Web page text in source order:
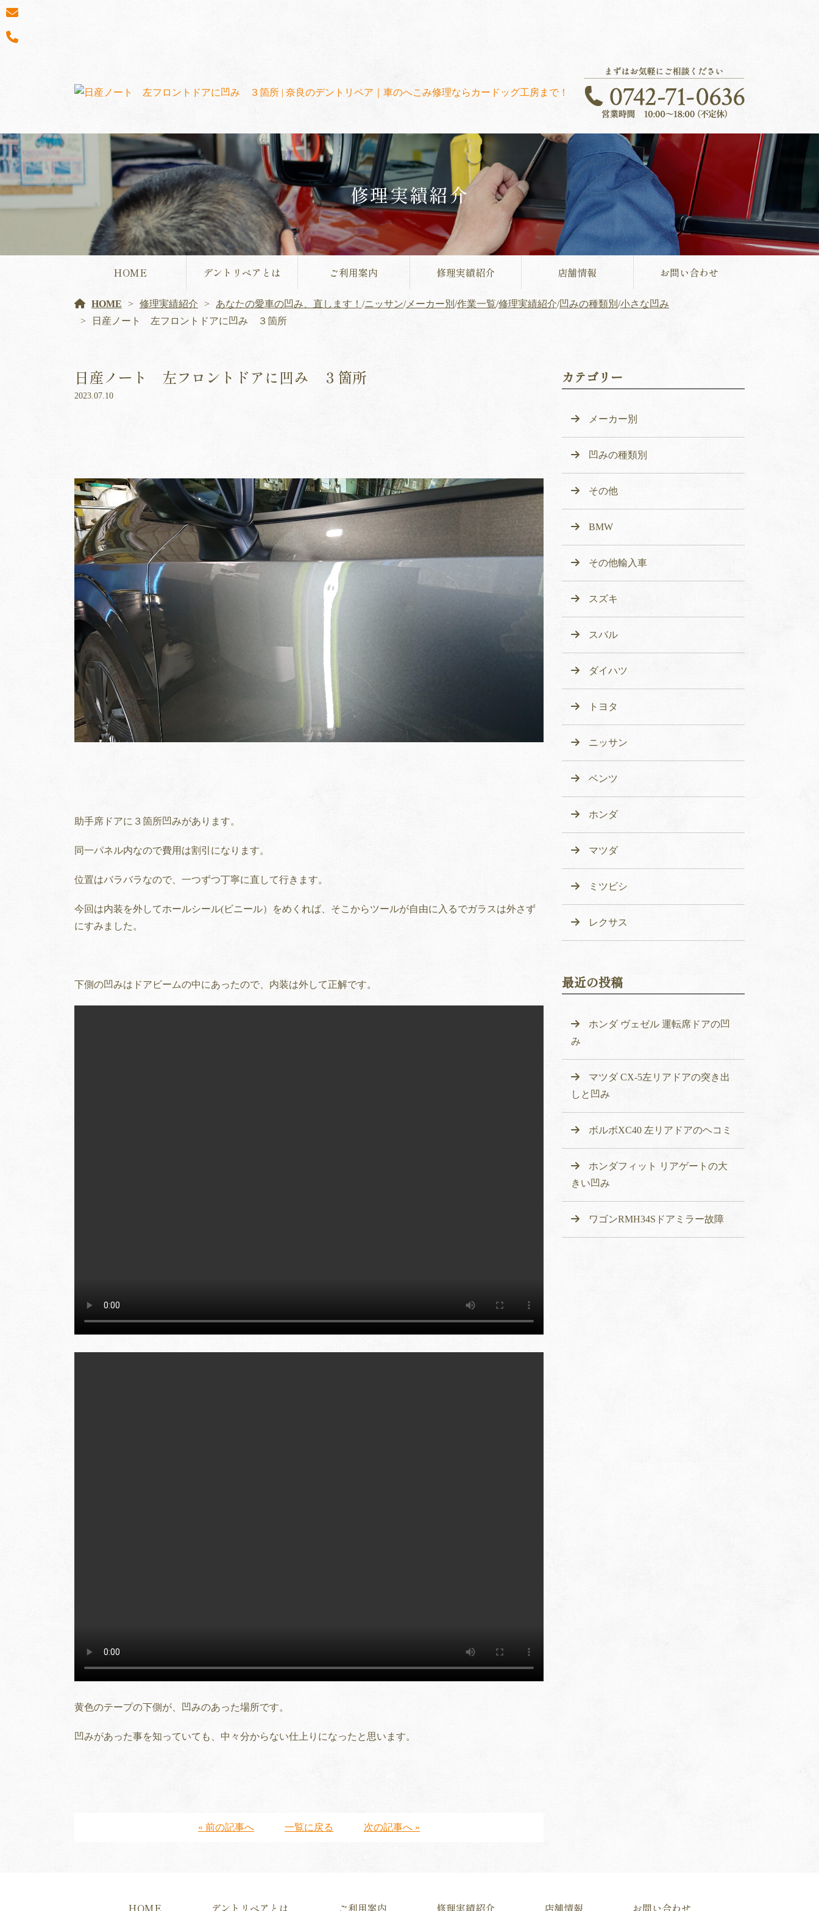
修理実績紹介
HOME デントリペアとは ご利用案内 修理実績紹介 店舗情報 お問い合わせ
HOME 修理実績紹介 あなたの愛車の凹み、直します！ /ニッサン/メーカー別 /作業一覧/修理実績紹介/凹みの種類別 /小さな凹み
日産ノート 左フロントドアに凹み ３箇所
日産ノート 左フロントドアに凹み ３箇所
2023.07.10
助手席ドアに３箇所凹みがあります。
同一パネル内なので費用は割引になります。
位置はバラバラなので、一つずつ丁寧に直して行きます。
今回は内装を外してホールシール(ビニール）をめくれば、そこからツールが自由に入るでガラスは外さず
にすみました。
下側の凹みはドアビームの中にあったので、内装は外して正解です。
黄色のテープの下側が、凹みのあった場所です。
凹みがあった事を知っていても、中々分からない仕上りになったと思います。
« 前の記事へ 一覧に戻る 次の記事へ »
カテゴリー
メーカー別
凹みの種類別
その他
BMW
その他輸入車
スズキ
スバル
ダイハツ
トヨタ
ニッサン
ベンツ
ホンダ
マツダ
ミツビシ
レクサス
最近の投稿
ホンダ ヴェゼル 運転席ドアの凹
み
マツダ CX-5左リアドアの突き出
しと凹み
ボルボXC40 左リアドアのヘコミ
ホンダフィット リアゲートの大
きい凹み
ワゴンRMH34Sドアミラー故障